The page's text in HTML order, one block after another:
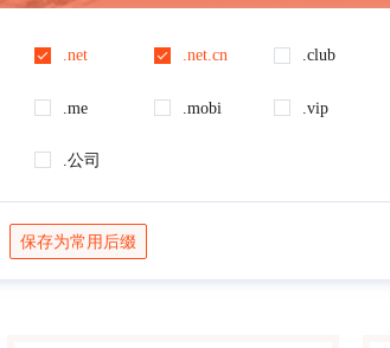
.net .net.cn .club
.me .mobi .vip
.公司
保存为常用后缀